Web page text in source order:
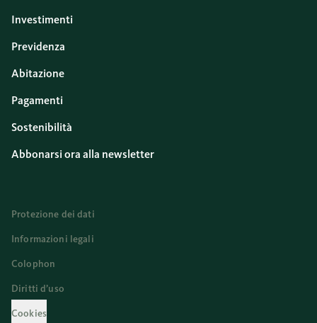
Investimenti
Previdenza
Abitazione
Pagamenti
Sostenibilità
Abbonarsi ora alla newsletter
Protezione dei dati
Informazioni legali
Colophon
Diritti d’uso
Cookies